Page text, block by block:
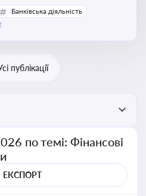
платежів та
Банківська діяльність
публікації
по темі: Фінансові
ЕКСПОРТ